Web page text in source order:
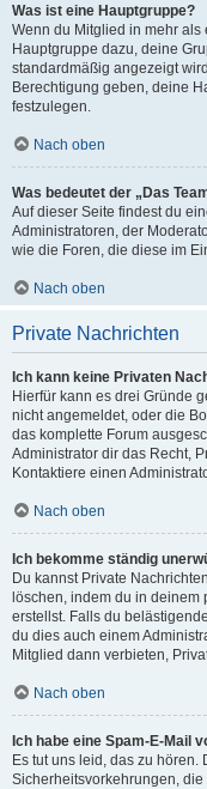
Was ist eine Hauptgruppe?
Wenn du Mitglied in mehr
Hauptgruppe dazu, deine
standardmäßig angezeigt
Berechtigung geben, deine
festzulegen.
Nach oben
Was bedeutet der „Das
Auf dieser Seite findest du
Administratoren, der
wie die Foren, die diese im
Nach oben
Private Nachrichten
Ich kann keine Privaten
Hierfür kann es drei Gründe
nicht angemeldet, oder die
das komplette Forum
Administrator dir das Recht,
Kontaktiere einen
Nach oben
Ich bekomme ständig
Du kannst Private
löschen, indem du in
erstellst. Falls du
du dies auch einem
Mitglied dann verbieten,
Nach oben
Ich habe eine Spam-E-Mail
Es tut uns leid, das zu
Sicherheitsvorkehrungen,